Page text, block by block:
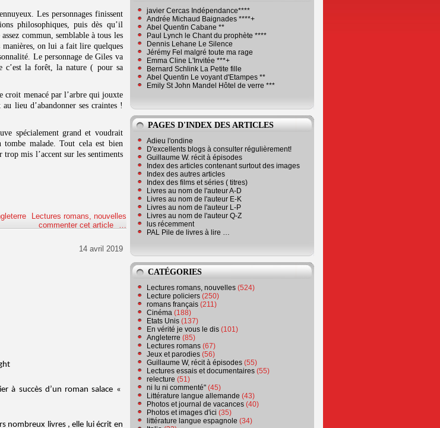
Les personnages finissent
philosophiques, puis dès qu’il
commun, semblable à tous les
manières, on lui a fait lire quelques
Le personnage de Giles va
c’est la forêt, la nature ( pour sa
croit menacé par l’arbre qui jouxte
lieu d’abandonner ses craintes !
spécialement grand et voudrait
malade. Tout cela est bien
mis l’accent sur les sentiments
Lectures romans, nouvelles
commenter cet article
14 avril 2019
à succès d’un roman salace «
nombreux livres , elle lui écrit en
javier Cercas Indépendance****
Andrée Michaud Baignades ****+
Abel Quentin Cabane **
Paul Lynch le Chant du prophète ****
Dennis Lehane Le Silence
Jérémy Fel malgré toute ma rage
Emma Cline L'Invitée ***+
Bernard Schlink La Petite fille
Abel Quentin Le voyant d'Etampes **
Emily St John Mandel Hôtel de verre ***
PAGES D'INDEX DES ARTICLES
Adieu l'ondine
D'excellents blogs à consulter régulièrement!
Guillaume W. récit à épisodes
Index des articles contenant surtout des images
Index des autres articles
Index des films et séries ( titres)
Livres au nom de l'auteur A-D
Livres au nom de l'auteur E-K
Livres au nom de l'auteur L-P
Livres au nom de l'auteur Q-Z
lus récemment
PAL Pile de livres à lire …
CATÉGORIES
Lectures romans, nouvelles (524)
Lecture policiers (250)
romans français (211)
Cinéma (188)
Etats Unis (137)
En vérité je vous le dis (101)
Angleterre (85)
Lectures romans (67)
Jeux et parodies (56)
Guillaume W, récit à épisodes (55)
Lectures essais et documentaires (55)
relecture (51)
ni lu ni commenté" (45)
Littérature langue allemande (43)
Photos et journal de vacances (40)
Photos et images d'ici (35)
littérature langue espagnole (34)